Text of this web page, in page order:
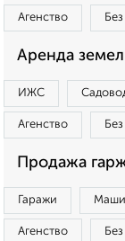
Агенство
Аренда
ИЖС
Агенство
Продажа
Гаражи
Агенство